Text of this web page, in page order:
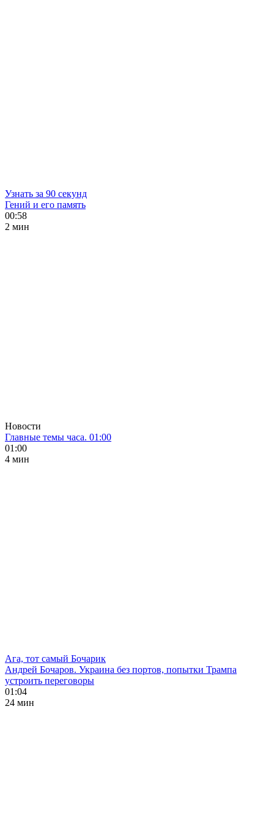
Узнать за 90 секунд
Гений и его память
00:58
2 мин
Новости
Главные темы часа. 01:00
01:00
4 мин
Ага, тот самый Бочарик
Андрей Бочаров. Украина без портов, попытки Трампа
устроить переговоры
01:04
24 мин